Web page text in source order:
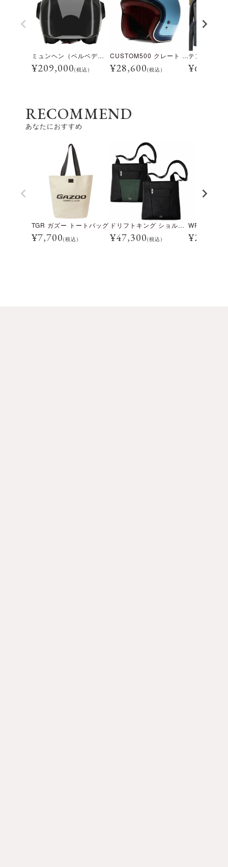
ミュンヘン（ベルベデーレ）
¥209,000(税込)
CUSTOM500 クレート アイスブルー
¥28,600(税込) ¥69,300
RECOMMEND
あなたにおすすめ
TGR ガズー トートバッグ
¥7,700(税込)
ドリフトキング ショルダーバッグ
¥47,300(税込)
WRC トート
¥2,640